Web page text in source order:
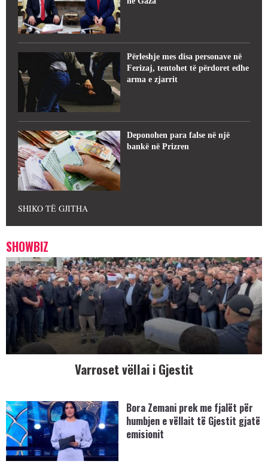
Përleshje mes disa personave në
Ferizaj, tentohet të përdoret edhe
arma e zjarrit
Deponohen para false në një
bankë në Prizren
SHIKO TË GJITHA
SHOWBIZ
Varroset vëllai i Gjestit
Bora Zemani prek me fjalët për
humbjen e vëllait të Gjestit gjatë
emisionit